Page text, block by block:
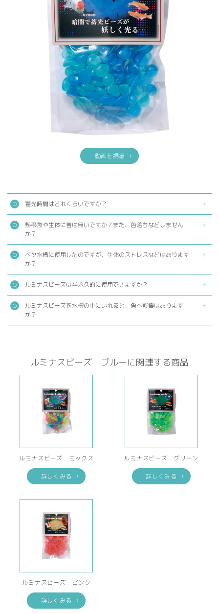
動画を視聴
蓄光時間はどれくらいですか？
熱帯魚や生体に害は無いですか？また、色落ちなどしません
か？
ベタ水槽に使用したのですが、生体のストレスなどはあります
か？
ルミナスビーズは半永久的に使用できますか？
ルミナスビーズを水槽の中にいれると、魚へ影響はあります
か？
ルミナスビーズ ブルーに関連する商品
ルミナスビーズ ミックス
詳しくみる
ルミナスビーズ グリーン
詳しくみる
ルミナスビーズ ピンク
詳しくみる